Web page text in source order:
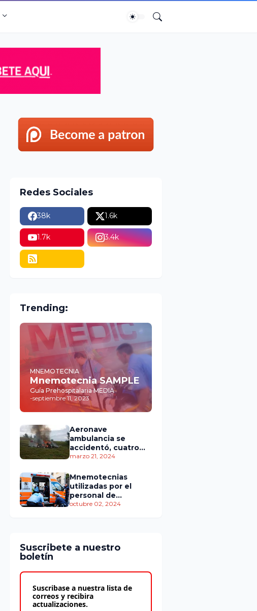
Redes Sociales
38k 1.6k
1.7k 3.4k
Trending:
MNEMOTECNIA
Mnemotecnia SAMPLE
Guía Prehospitalaria MEDIA
-septiembre 11, 2023
Aeronave
ambulancia se
accidentó, cuatro
personas murieron
marzo 21, 2024
Mnemotecnias
utilizadas por el
personal de
atención
octubre 02, 2024
Suscribete a nuestro
boletín
Suscribase a nuestra lista de
correos y recibira
actualizaciones.